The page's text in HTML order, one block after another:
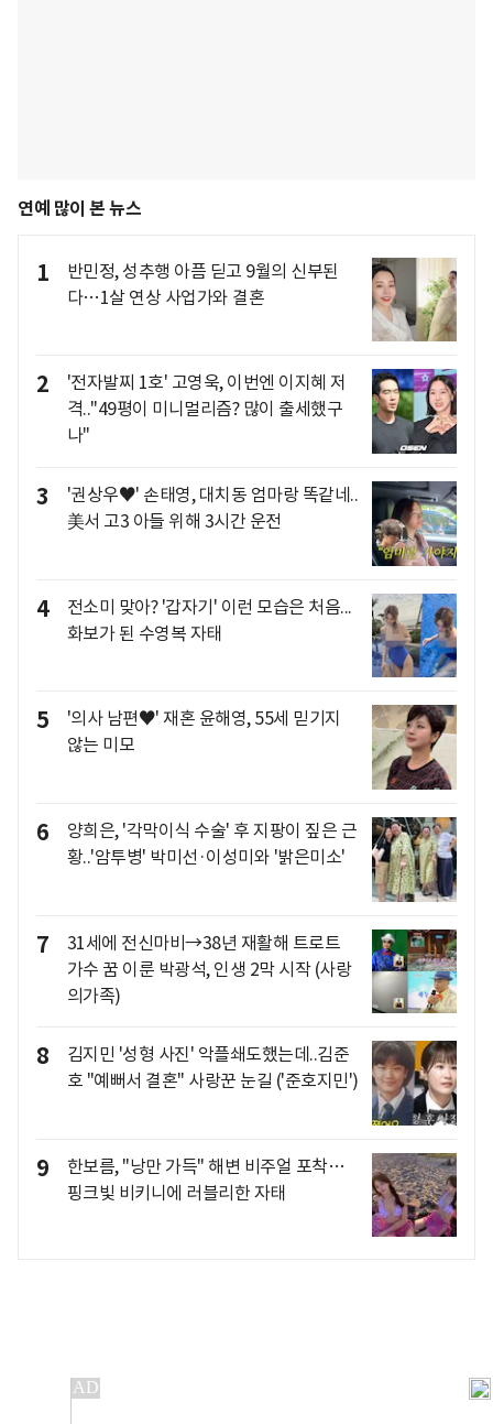
연예 많이 본 뉴스
1
반민정, 성추행 아픔 딛고 9월의 신부된
다…1살 연상 사업가와 결혼
2
'전자발찌 1호' 고영욱, 이번엔 이지혜 저
격.."49평이 미니멀리즘? 많이 출세했구
나"
3
'권상우♥' 손태영, 대치동 엄마랑 똑같네..
美서 고3 아들 위해 3시간 운전
4
전소미 맞아? '갑자기' 이런 모습은 처음...
화보가 된 수영복 자태
5
'의사 남편♥' 재혼 윤해영, 55세 믿기지
않는 미모
6
양희은, '각막이식 수술' 후 지팡이 짚은 근
황..'암투병' 박미선·이성미와 '밝은미소'
7
31세에 전신마비→38년 재활해 트로트
가수 꿈 이룬 박광석, 인생 2막 시작 (사랑
의가족)
8
김지민 '성형 사진' 악플쇄도했는데..김준
호 "예뻐서 결혼" 사랑꾼 눈길 ('준호지민')
9
한보름, "낭만 가득" 해변 비주얼 포착…
핑크빛 비키니에 러블리한 자태